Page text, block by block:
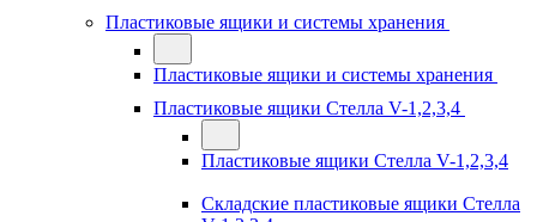
Пластиковые ящики и системы хранения
Пластиковые ящики и системы хранения
Пластиковые ящики Стелла V-1,2,3,4
Пластиковые ящики Стелла V-1,2,3,4
Складские пластиковые ящики Стелла